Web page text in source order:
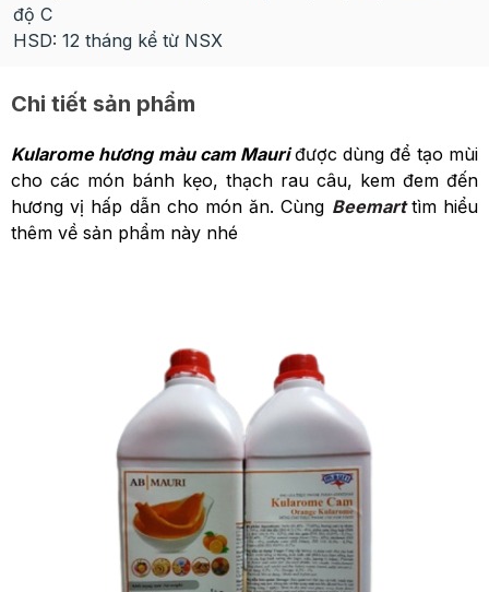
độ C
HSD: 12 tháng kể từ NSX
Chi tiết sản phẩm
Kularome hương màu cam Mauriđược dùng để tạo mùi
cho các món bánh kẹo, thạch rau câu, kem đem đến
hương vị hấp dẫn cho món ăn. Cùng Beemarttìm hiểu
thêm về sản phẩm này nhé